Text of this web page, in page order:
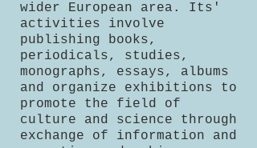
wider European area. Its'
activities involve
publishing books,
periodicals, studies,
monographs, essays, albums
and organize exhibitions to
promote the field of
culture and science through
exchange of information and